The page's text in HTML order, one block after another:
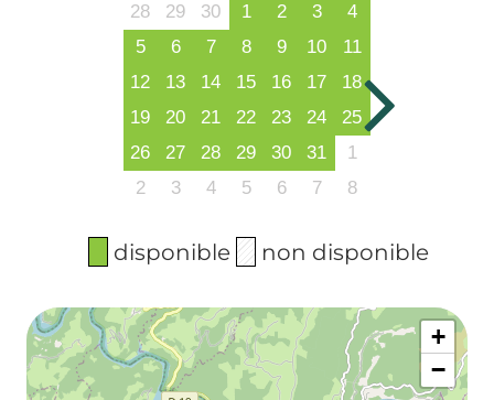
28
29 30 1 2 3
4
5
6 7 8 9 10
11
12
13 14 15 16 17
18
19
20 21 22 23 24
25
26
27 28 29 30 31
1
2
3 4 5 6 7 8
disponible non disponible
+
−